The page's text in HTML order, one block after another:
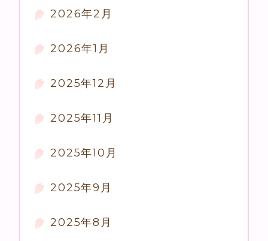
2026年2月
2026年1月
2025年12月
2025年11月
2025年10月
2025年9月
2025年8月